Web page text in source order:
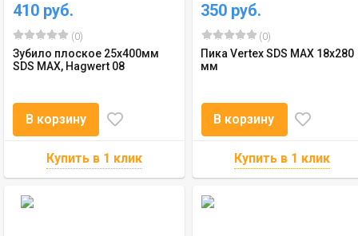
410 руб.
(0)
Зубило плоское 25х400мм
SDS MAX, Hagwert 08
В корзину
350 руб.
(0)
Пика Vertex SDS MAX 18x280
мм
В корзину